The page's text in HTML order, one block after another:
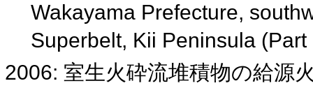
Wakayama Prefecture,
Superbelt, Kii Peninsula
2006: 室生火砕流堆積物の給源